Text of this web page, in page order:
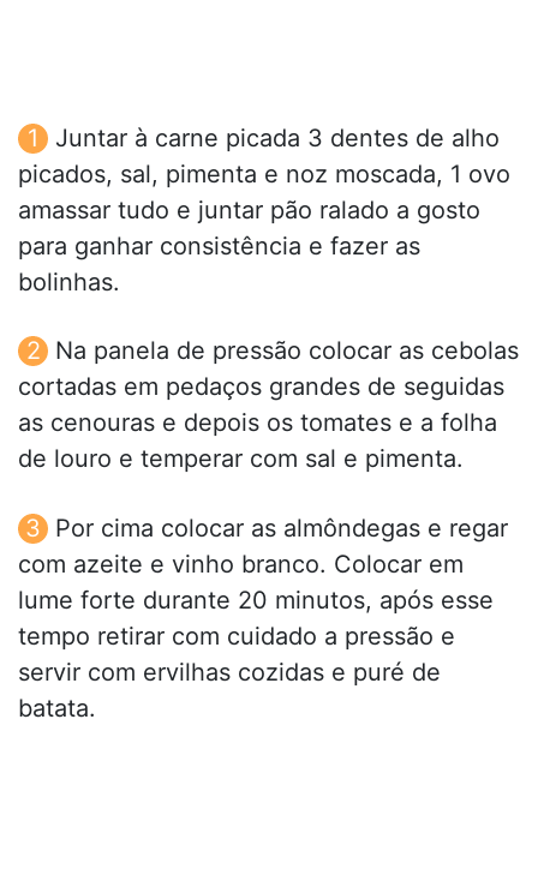
Juntar à carne picada 3 dentes de alho
picados, sal, pimenta e noz moscada, 1 ovo
amassar tudo e juntar pão ralado a gosto
para ganhar consistência e fazer as
bolinhas.
Na panela de pressão colocar as cebolas
cortadas em pedaços grandes de seguidas
as cenouras e depois os tomates e a folha
de louro e temperar com sal e pimenta.
Por cima colocar as almôndegas e regar
com azeite e vinho branco. Colocar em
lume forte durante 20 minutos, após esse
tempo retirar com cuidado a pressão e
servir com ervilhas cozidas e puré de
batata.